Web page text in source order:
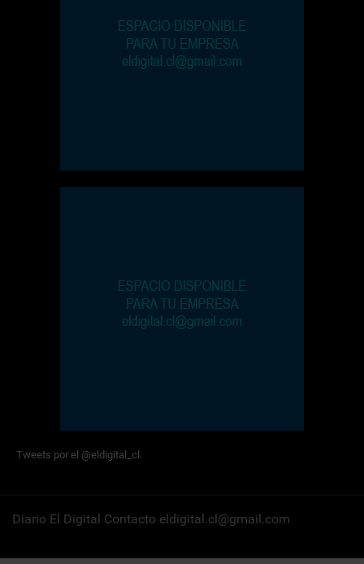
Tweets por el @eldigital_cl.
Diario El Digital Contacto eldigital.cl@gmail.com